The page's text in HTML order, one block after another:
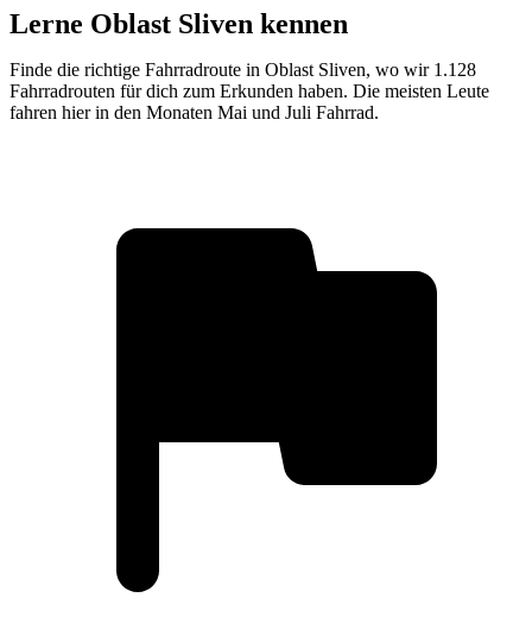
Lerne Oblast Sliven kennen
Finde die richtige Fahrradroute in Oblast Sliven, wo wir 1.128
Fahrradrouten für dich zum Erkunden haben. Die meisten Leute
fahren hier in den Monaten Mai und Juli Fahrrad.